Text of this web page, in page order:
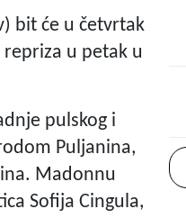
bit će u četvrtak
u petak u
pulskog i
Puljanina,
Madonnu
Sofija Cingula,